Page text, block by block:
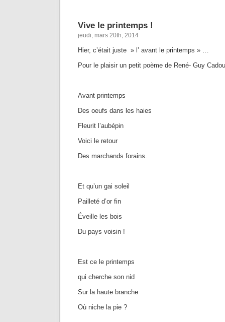
Vive le printemps !
jeudi, mars 20th, 2014
Hier, c’était juste » l’ avant le printemps » …
Pour le plaisir un petit poème de René- Guy Cadou
Avant-printemps
Des oeufs dans les haies
Fleurit l’aubépin
Voici le retour
Des marchands forains.
Et qu’un gai soleil
Pailleté d’or fin
Éveille les bois
Du pays voisin !
Est ce le printemps
qui cherche son nid
Sur la haute branche
Où niche la pie ?